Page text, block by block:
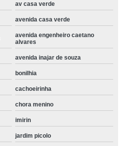
av casa verde
avenida casa verde
avenida engenheiro caetano
alvares
avenida inajar de souza
bonilhia
cachoeirinha
chora menino
imirin
jardim picolo